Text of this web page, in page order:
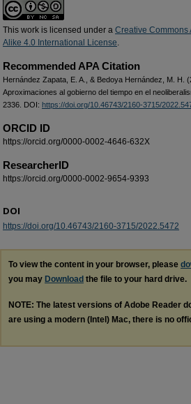
This work is licensed under a Creative Commons
Alike 4.0 International License.
Recommended APA Citation
Hernández Zapata, E. A., & Bedoya Hernández, M. H.
Aproximaciones al gobierno del tiempo en el
2336. DOI: https://doi.org/10.46743/2160-3715/
ORCID ID
https://orcid.org/0000-0002-4646-632X
ResearcherID
https://orcid.org/0000-0002-9654-9393
DOI
https://doi.org/10.46743/2160-3715/2022.5472
To view the content in your browser, please
you may Download the file to your hard drive.
NOTE: The latest versions of Adobe Reader
are using a modern (Intel) Mac, there is no